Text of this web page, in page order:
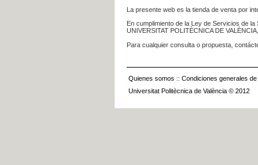
La presente web es la tienda de venta por
En cumplimiento de la Ley de Servicios de
UNIVERSITAT POLITÈCNICA DE
Para cualquier consulta o propuesta,
Quienes somos :: Condiciones generales
Universitat Politècnica de València © 2012